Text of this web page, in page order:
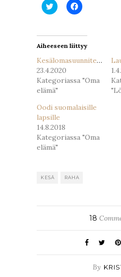
Jaa
Twitterissä(Avautuu
Jaa
Aiheeseen liittyy
Kesälomasuunnitelmia
23.4.2020
Kategoriassa "Oma
elämä"
Oodi suomalaisille
lapsille
14.8.2018
Kategoriassa "Oma
elämä"
KESÄ RAHA
18
By